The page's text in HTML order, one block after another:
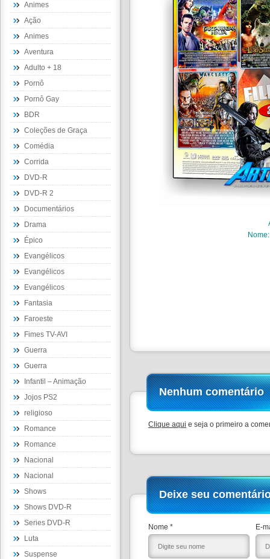
Animes
Ação
Animes
Aventura
Adulto + 18
Pornô
Pornô Gay
BDR
Coleções de Graça
Comédia
Corrida
DVD-R
DVD-R 2
Documentários
Drama
Épico
Evangélicos
Evangélicos
Evangélicos
Fantasia
Faroeste
Fimes TV-AVI
Guerra
Guerra
Infantil – Animação
Jojos PS2
religioso
Romance
Romance
Nacional
Nacional
Shows
Shows DVD-R
Series DVD-R
Luta
Suspense
Nenhum comentário
Clique aqui e seja o primeiro a
Deixe seu
Nome * E-